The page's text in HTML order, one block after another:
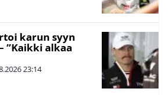
karun syyn
”Kaikki alkaa
23:14